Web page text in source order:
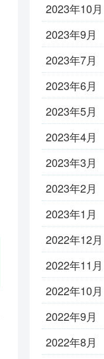
2023年10月
2023年9月
2023年7月
2023年6月
2023年5月
2023年4月
2023年3月
2023年2月
2023年1月
2022年12月
2022年11月
2022年10月
2022年9月
2022年8月